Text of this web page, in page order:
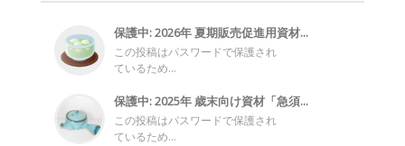
保護中: 2026年 夏期販売促進用資材...
この投稿はパスワードで保護され
ているため...
保護中: 2025年 歳末向け資材「急須...
この投稿はパスワードで保護され
ているため...